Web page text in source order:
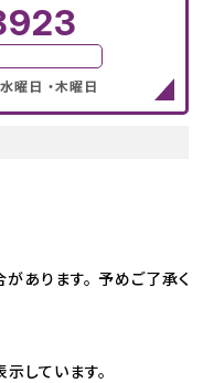
日 ・木曜日
あります。 予めご了承く
しています。